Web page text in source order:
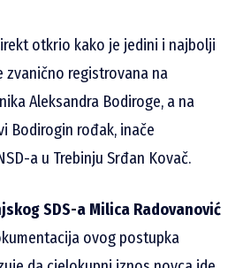
otkrio kako je jedini i najbolji
zvanično registrovana na
Aleksandra Bodiroge, a na
Bodirogin rođak, inače
a u Trebinju Srđan Kovač.
SDS-a Milica Radovanović
ovog postupka